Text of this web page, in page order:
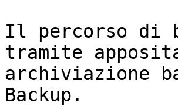
Il percorso di
tramite
archiviazione
Backup.